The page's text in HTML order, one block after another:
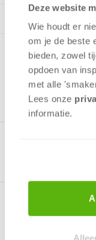
Deze website
Wie houdt er
om je de beste
bieden, zowel
opdoen van
met alle
Lees onze
informatie.
Over het